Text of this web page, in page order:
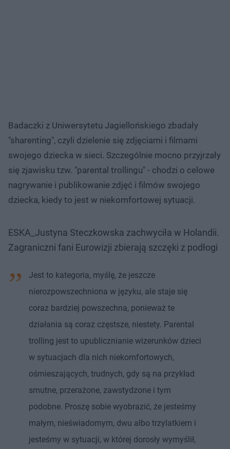
Badaczki z Uniwersytetu Jagiellońskiego zbadały
"sharenting", czyli dzielenie się zdjęciami i filmami
swojego dziecka w sieci. Szczególnie mocno przyjrzały
się zjawisku tzw. "parental trollingu" - chodzi o celowe
nagrywanie i publikowanie zdjęć i filmów swojego
dziecka, kiedy to jest w niekomfortowej sytuacji.
ESKA_Justyna Steczkowska zachwyciła w Holandii.
Zagraniczni fani Eurowizji zbierają szczęki z podłogi
Jest to kategoria, myślę, że jeszcze
nierozpowszechniona w języku, ale staje się
coraz bardziej powszechna, ponieważ te
działania są coraz częstsze, niestety. Parental
trolling jest to upublicznianie wizerunków dzieci
w sytuacjach dla nich niekomfortowych,
ośmieszających, trudnych, gdy są na przykład
smutne, przerażone, zawstydzone i tym
podobne. Proszę sobie wyobrazić, że jesteśmy
małym, nieświadomym, dwu albo trzylatkiem i
jesteśmy w sytuacji, w której dorosły wymyślił,